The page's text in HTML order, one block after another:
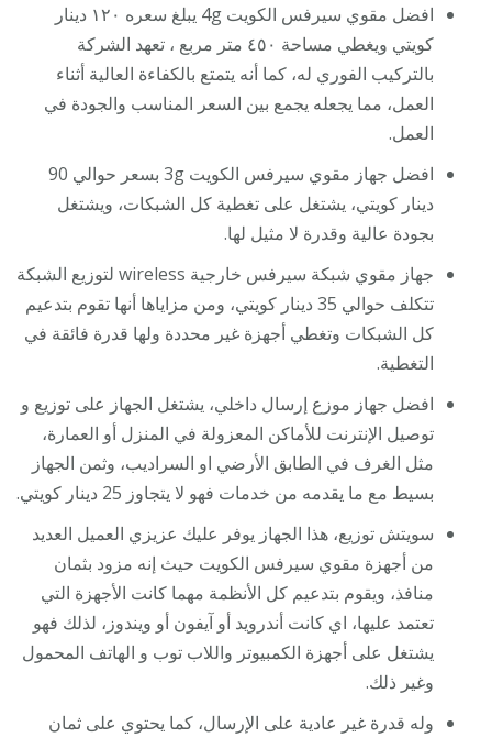
افضل مقوي سيرفس الكويت 4g يبلغ سعره ١٢٠ دينار
كويتي ويغطي مساحة ٤٥٠ متر مربع ، تعهد الشركة
بالتركيب الفوري له، كما أنه يتمتع بالكفاءة العالية أثناء
العمل، مما يجعله يجمع بين السعر المناسب والجودة في
العمل.
افضل جهاز مقوي سيرفس الكويت 3g بسعر حوالي 90
دينار كويتي، يشتغل على تغطية كل الشبكات، ويشتغل
بجودة عالية وقدرة لا مثيل لها.
جهاز مقوي شبكة سيرفس خارجية wireless لتوزيع الشبكة
تتكلف حوالي 35 دينار كويتي، ومن مزاياها أنها تقوم بتدعيم
كل الشبكات وتغطي أجهزة غير محددة ولها قدرة فائقة في
التغطية.
افضل جهاز موزع إرسال داخلي، يشتغل الجهاز على توزيع و
توصيل الإنترنت للأماكن المعزولة في المنزل أو العمارة،
مثل الغرف في الطابق الأرضي او السراديب، وثمن الجهاز
بسيط مع ما يقدمه من خدمات فهو لا يتجاوز 25 دينار كويتي.
سويتش توزيع، هذا الجهاز يوفر عليك عزيزي العميل العديد
من أجهزة مقوي سيرفس الكويت حيث إنه مزود بثمان
منافذ، ويقوم بتدعيم كل الأنظمة مهما كانت الأجهزة التي
تعتمد عليها، اي كانت أندرويد أو آيفون أو ويندوز، لذلك فهو
يشتغل على أجهزة الكمبيوتر واللاب توب و الهاتف المحمول
وغير ذلك.
وله قدرة غير عادية على الإرسال، كما يحتوي على ثمان